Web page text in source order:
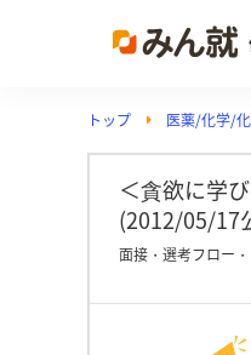
トップ 医薬/化学/
＜貪欲に学
(2012/05/17
面接・選考フロー